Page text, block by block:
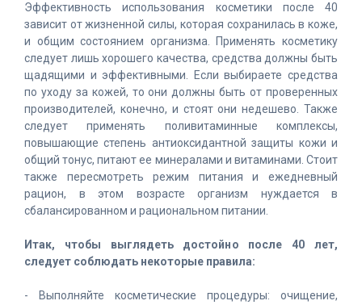
Эффективность использования косметики после 40
зависит от жизненной силы, которая сохранилась в коже,
и общим состоянием организма. Применять косметику
следует лишь хорошего качества, средства должны быть
щадящими и эффективными. Если выбираете средства
по уходу за кожей, то они должны быть от проверенных
производителей, конечно, и стоят они недешево. Также
следует применять поливитаминные комплексы,
повышающие степень антиоксидантной защиты кожи и
общий тонус, питают ее минералами и витаминами. Стоит
также пересмотреть режим питания и ежедневный
рацион, в этом возрасте организм нуждается в
сбалансированном и рациональном питании.
Итак, чтобы выглядеть достойно после 40 лет,
следует соблюдать некоторые правила:
- Выполняйте косметические процедуры: очищение,